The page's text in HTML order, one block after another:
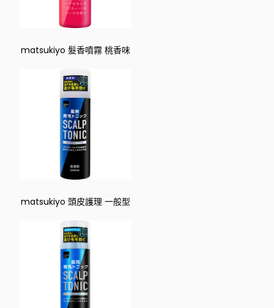
matsukiyo 髮香噴霧 桃香味
matsukiyo 頭皮護理 一般型